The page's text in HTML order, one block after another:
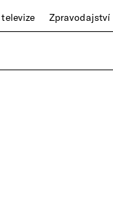
Zpravodajství